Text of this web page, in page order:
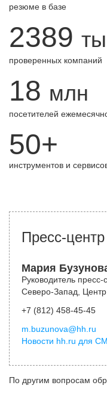
резюме в базе
2389
проверенных компаний
18 млн
посетителей
50+
инструментов и
Пресс-центр
Мария
Руководитель
Северо-Запад, Центр
+7 (812) 458-45-45
m.buzunova@hh.ru
Новости hh.ru для
По другим вопросам